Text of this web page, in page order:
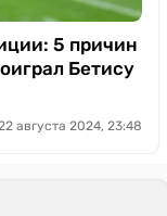
5 причин
Бетису
августа 2024, 23:48